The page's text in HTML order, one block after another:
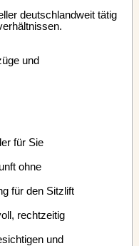
deutschlandweit tätig
und
für Sie
ohne
für den Sitzlift
rechtzeitig
und